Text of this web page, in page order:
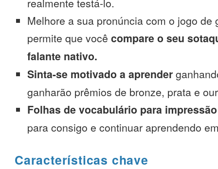
realmente testá-lo.
Melhore a sua pronúncia com o jogo de
permite que você compare o seu
falante nativo.
Sinta-se motivado a aprender
ganharão prêmios de bronze, prata e
Folhas de vocabulário para impressão
para consigo e continuar aprendendo
Características chave